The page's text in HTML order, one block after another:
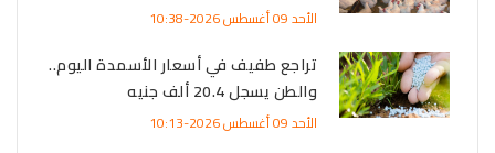
الأحد 09 أغسطس 2026-10:38
تراجع طفيف في أسعار الأسمدة اليوم..
والطن يسجل 20.4 ألف جنيه
الأحد 09 أغسطس 2026-10:13